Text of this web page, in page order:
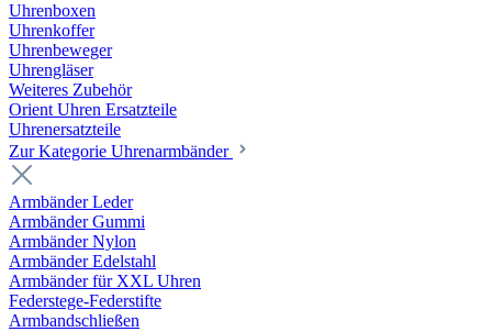
Uhrenboxen
Uhrenkoffer
Uhrenbeweger
Uhrengläser
Weiteres Zubehör
Orient Uhren Ersatzteile
Uhrenersatzteile
Zur Kategorie Uhrenarmbänder
Armbänder Leder
Armbänder Gummi
Armbänder Nylon
Armbänder Edelstahl
Armbänder für XXL Uhren
Federstege-Federstifte
Armbandschließen